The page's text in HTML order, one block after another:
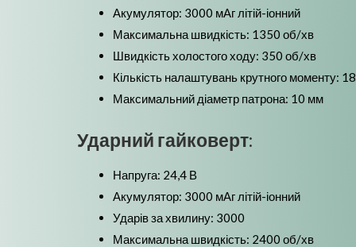
Акумулятор: 3000 мАг літій-іонний
Максимальна швидкість: 1350 об/хв
Швидкість холостого ходу: 350 об/хв
Кількість налаштувань крутного моменту:
Максимальний діаметр патрона: 10 мм
Ударний гайковерт:
Напруга: 24,4 В
Акумулятор: 3000 мАг літій-іонний
Ударів за хвилину: 3000
Максимальна швидкість: 2400 об/хв